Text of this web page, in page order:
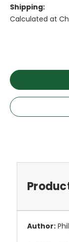
Shipping:
Calculated at
Author: